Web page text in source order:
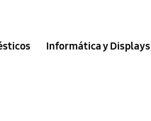
Informática y Displays